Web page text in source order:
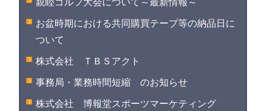
親睦ゴルフ大会について～最新情報～
お盆時期における共同購買テープ等の納品日に
ついて
株式会社 ＴＢＳアクト
事務局・業務時間短縮 のお知らせ
株式会社 博報堂スポーツマーケティング